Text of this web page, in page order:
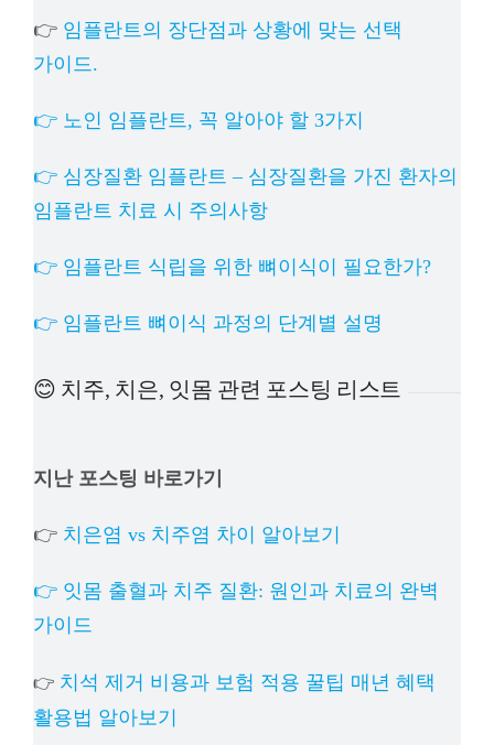
👉 임플란트의 장단점과 상황에 맞는 선택
가이드.
👉 노인 임플란트, 꼭 알아야 할 3가지
👉 심장질환 임플란트 – 심장질환을 가진 환자의
임플란트 치료 시 주의사항
👉 임플란트 식립을 위한 뼈이식이 필요한가?
👉 임플란트 뼈이식 과정의 단계별 설명
😊 치주, 치은, 잇몸 관련 포스팅 리스트
지난 포스팅 바로가기
👉 치은염 vs 치주염 차이 알아보기
👉 잇몸 출혈과 치주 질환: 원인과 치료의 완벽
가이드
👉 치석 제거 비용과 보험 적용 꿀팁 매년 혜택
활용법 알아보기